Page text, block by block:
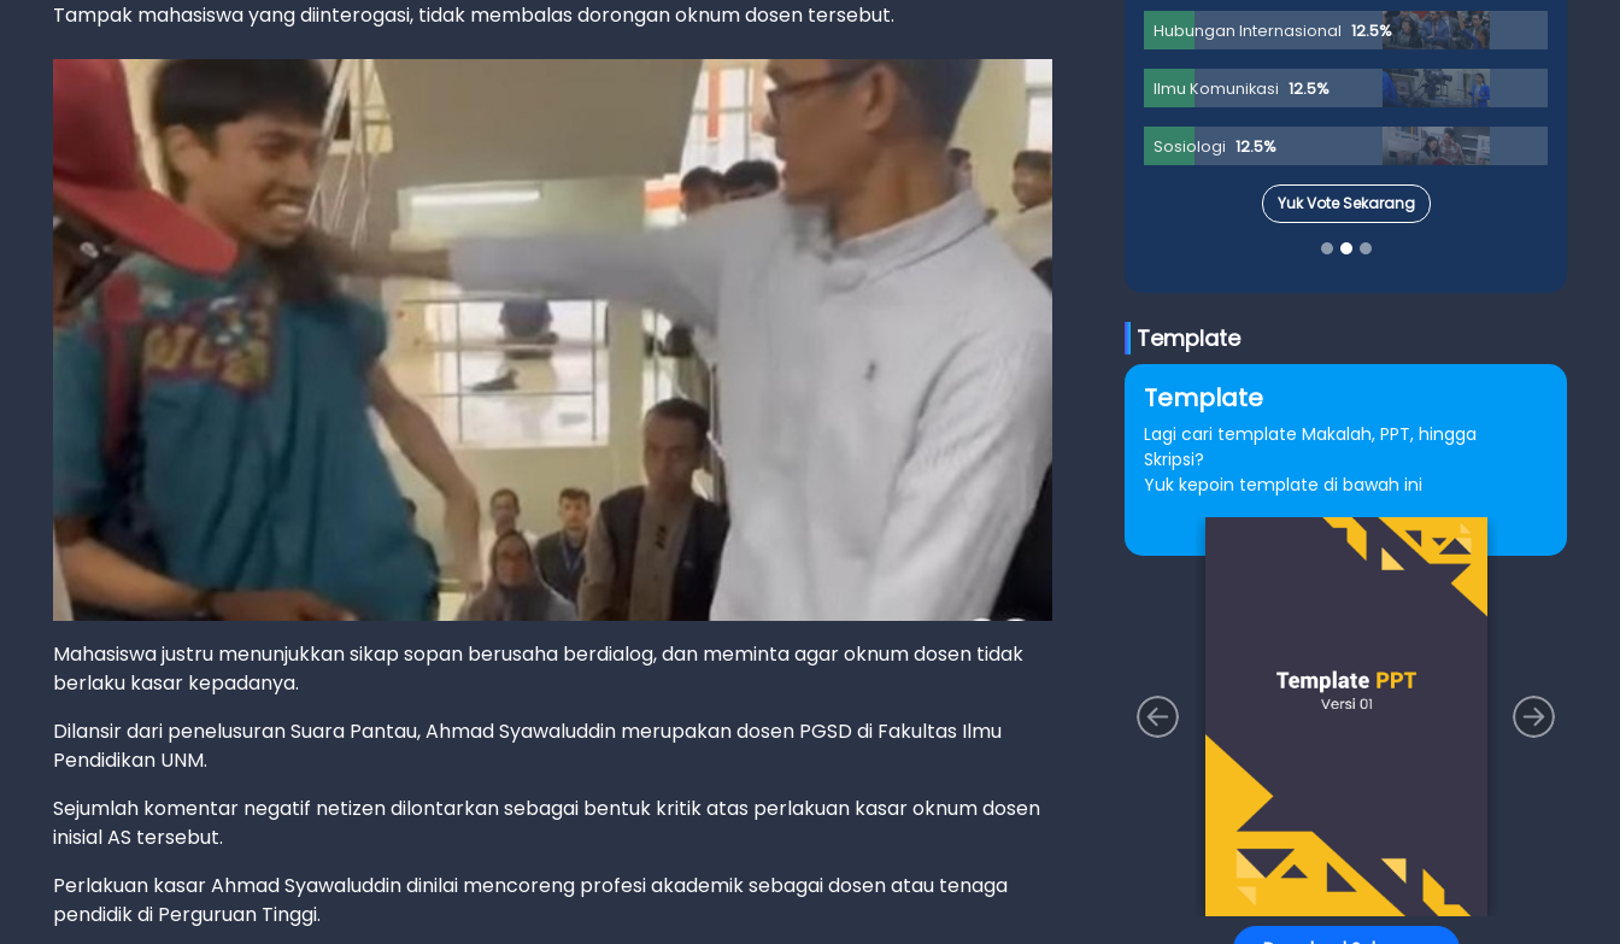
Tampak mahasiswa yang diinterogasi, tidak membalas dorongan oknum dosen tersebut.
Mahasiswa justru menunjukkan sikap sopan berusaha berdialog, dan meminta agar oknum dosen tidak
berlaku kasar kepadanya.
Dilansir dari penelusuran Suara Pantau, Ahmad Syawaluddin merupakan dosen PGSD di Fakultas Ilmu
Pendidikan UNM.
Sejumlah komentar negatif netizen dilontarkan sebagai bentuk kritik atas perlakuan kasar oknum dosen
inisial AS tersebut.
Perlakuan kasar Ahmad Syawaluddin dinilai mencoreng profesi akademik sebagai dosen atau tenaga
pendidik di Perguruan Tinggi.
Hubungan Internasional 12.5%
Ilmu Komunikasi 12.5%
Sosiologi 12.5%
Yuk Vote Sekarang
Template
Template
Lagi cari template Makalah, PPT, hingga
Skripsi?
Yuk kepoin template di bawah ini